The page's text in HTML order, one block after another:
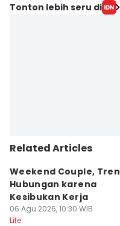
Tonton lebih seru di
Related Articles
Weekend Couple, Tren
Hubungan karena
Kesibukan Kerja
06 Agu 2026, 10:30 WIB
Life